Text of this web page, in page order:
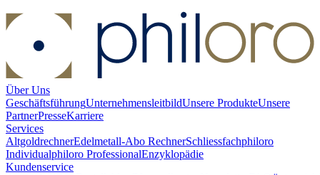
Über Uns
GeschäftsführungUnternehmensleitbildUnsere ProdukteUnsere
PartnerPresseKarriere
Services
AltgoldrechnerEdelmetall-Abo RechnerSchliessfachphiloro
Individualphiloro ProfessionalEnzyklopädie
Kundenservice